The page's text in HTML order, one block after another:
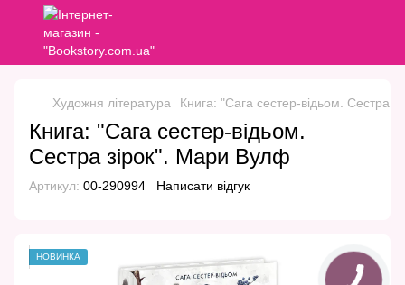
Художня література Книга: "Сага сестер-відьом. Сестра
Книга: "Сага сестер-відьом.
Сестра зірок". Мари Вулф
Артикул: 00-290994 Написати відгук
НОВИНКА